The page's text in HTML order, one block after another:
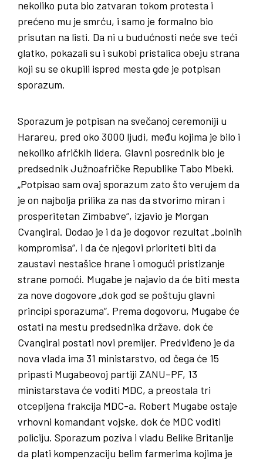
nekoliko puta bio zatvaran tokom protesta i
prećeno mu je smrću, i samo je formalno bio
prisutan na listi. Da ni u budućnosti neće sve teći
glatko, pokazali su i sukobi pristalica obeju strana
koji su se okupili ispred mesta gde je potpisan
sporazum.
Sporazum je potpisan na svečanoj ceremoniji u
Harareu, pred oko 3000 ljudi, među kojima je bilo i
nekoliko afričkih lidera. Glavni posrednik bio je
predsednik Južnoafričke Republike Tabo Mbeki.
„Potpisao sam ovaj sporazum zato što verujem da
je on najbolja prilika za nas da stvorimo miran i
prosperitetan Zimbabve“, izjavio je Morgan
Cvangirai. Dodao je i da je dogovor rezultat „bolnih
kompromisa“, i da će njegovi prioriteti biti da
zaustavi nestašice hrane i omogući pristizanje
strane pomoći. Mugabe je najavio da će biti mesta
za nove dogovore „dok god se poštuju glavni
principi sporazuma“. Prema dogovoru, Mugabe će
ostati na mestu predsednika države, dok će
Cvangirai postati novi premijer. Predviđeno je da
nova vlada ima 31 ministarstvo, od čega će 15
pripasti Mugabeovoj partiji ZANU–PF, 13
ministarstava će voditi MDC, a preostala tri
otcepljena frakcija MDC-a. Robert Mugabe ostaje
vrhovni komandant vojske, dok će MDC voditi
policiju. Sporazum poziva i vladu Belike Britanije
da plati kompenzaciju belim farmerima kojima je